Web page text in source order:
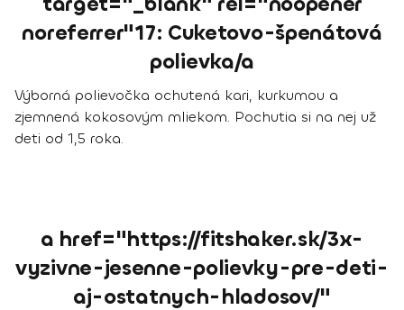
noreferrer"17: Cuketovo-špenátová
polievka/a
Výborná polievočka ochutená kari, kurkumou a
zjemnená kokosovým mliekom. Pochutia si na nej už
deti od 1,5 roka.
a href="https://fitshaker.sk/3x-
vyzivne-jesenne-polievky-pre-deti-
aj-ostatnych-hladosov/"